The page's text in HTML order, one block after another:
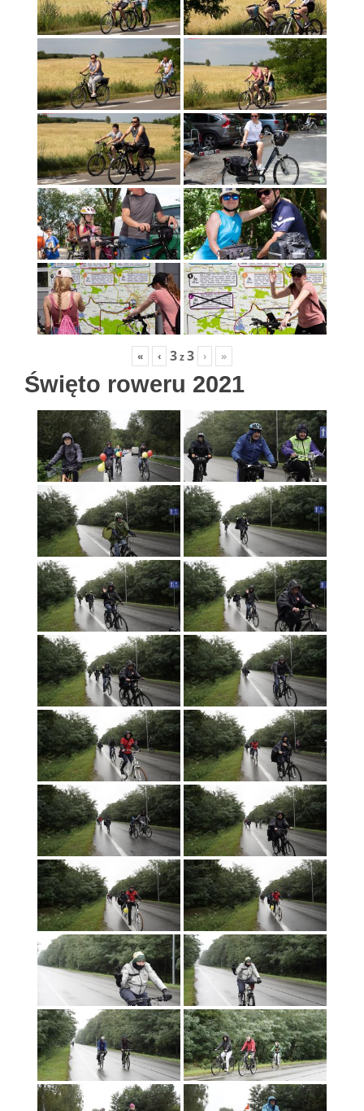
« ‹ 3z3 › »
Święto roweru 2021